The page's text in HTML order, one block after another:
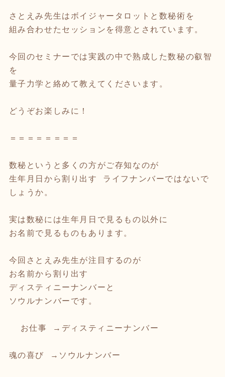
さとえみ先生はボイジャータロットと数秘術を
組み合わせたセッションを得意とされています。
今回のセミナーでは実践の中で熟成した数秘の叡智
を
量子力学と絡めて教えてくださいます。
どうぞお楽しみに！
＝＝＝＝＝＝＝＝
数秘というと多くの方がご存知なのが
生年月日から割り出す ライフナンバーではないで
しょうか。
実は数秘には生年月日で見るもの以外に
お名前で見るものもあります。
今回さとえみ先生が注目するのが
お名前から割り出す
ディスティニーナンバーと
ソウルナンバーです。
お仕事 →ディスティニーナンバー
魂の喜び →ソウルナンバー